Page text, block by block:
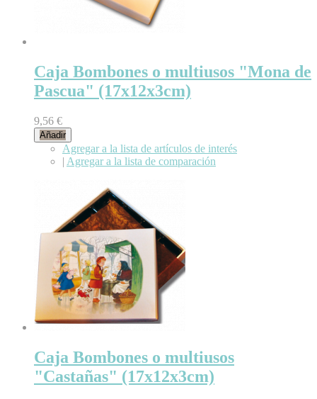
Caja Bombones o multiusos "Mona de
Pascua" (17x12x3cm)
9,56 €
Añadir
Agregar a la lista de artículos de interés
| Agregar a la lista de comparación
Caja Bombones o multiusos
"Castañas" (17x12x3cm)